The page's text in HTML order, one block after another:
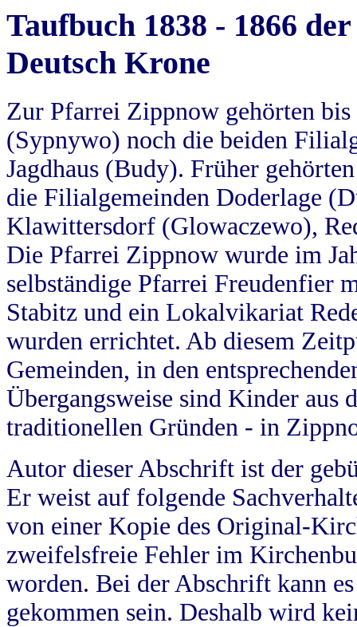
Taufbuch 1838 - 1866
Deutsch Krone
Zur Pfarrei Zippnow gehörten
(Sypnywo) noch die beiden
Jagdhaus (Budy). Früher
die Filialgemeinden Doderlage
Klawittersdorf (Glowaczewo),
Die Pfarrei Zippnow wurde im
selbständige Pfarrei Freudenfier
Stabitz und ein Lokalvikariat
wurden errichtet. Ab diesem
Gemeinden, in den
Übergangsweise sind Kinder aus
traditionellen Gründen - in
Autor dieser Abschrift ist der
Er weist auf folgende
von einer Kopie des Original-
zweifelsfreie Fehler im
worden. Bei der Abschrift kann
gekommen sein. Deshalb wird